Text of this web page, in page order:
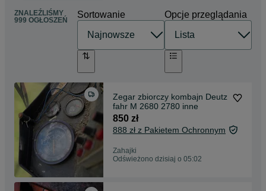
ZNALEŹLIŚMY
999 OGŁOSZEŃ
Sortowanie Opcje przeglądania
Zegar zbiorczy kombajn Deutz
fahr M 2680 2780 inne
850 zł
888 zł z Pakietem Ochronnym
Zahajki
Odświeżono dzisiaj o 05:02